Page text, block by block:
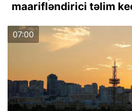
maarifləndirici təlim
07:00